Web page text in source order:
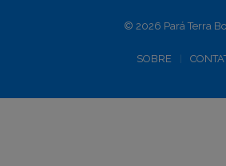
© 2026 Pará Terra
SOBRE